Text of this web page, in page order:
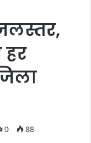
0 88